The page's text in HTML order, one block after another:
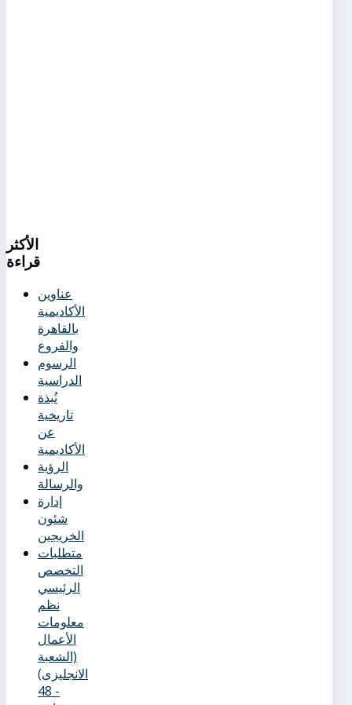
الأكثر
قراءة
عناوين
الأكاديمية
بالقاهرة
والفروع
الرسوم
الدراسية
نُبذة
تاريخية
عن
الأكاديمية
الرؤية
والرسالة
إدارة
شئون
الخريجين
متطلبات
التخصص
الرئيسي
نظم
معلومات
الأعمال
(الشعبة
الانجليزى)
- 48